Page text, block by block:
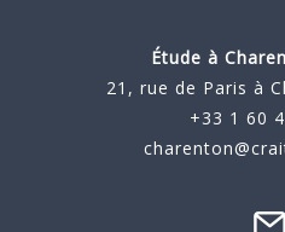
Étude à
21, rue de Paris à
+33 1 60